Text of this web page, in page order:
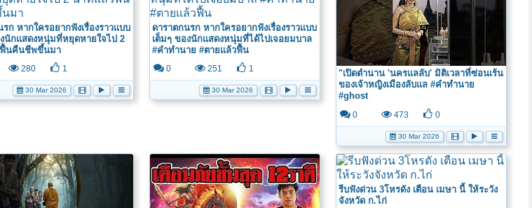
รก หากใครอยากฟังเรื่องราวแบบ
นักแสดงหนุ่มที่หยุดหายใจไป 2
นคืนชีพขึ้นมา
280 1
30 Mar 2026
ดาราตกนรก หากใครอยากฟังเรื่องราวแบบ
เต็มๆ ของนักแสดงหนุ่มที่ได้ไปเจอยมบาล
#คำทำนาย #ตายแล้วฟื้น
0 251 1
30 Mar 2026
"เปิดตำนาน 'นครแลลับ' มิติเวลาที่ซ่อนเร้น
ของเจ้าหญิงเมืองลับแล #คำทำนาย
#ghost
0 473 0
30 Mar 2026
รีบฟังด่วน 3โหรดัง เตือน เมษา นี้ ให้ระวัง
จังหวัด ก.ไก่